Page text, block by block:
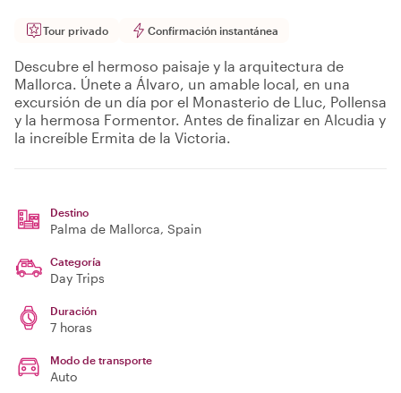
Tour privado Confirmación instantánea
Descubre el hermoso paisaje y la arquitectura de
Mallorca. Únete a Álvaro, un amable local, en una
excursión de un día por el Monasterio de Lluc, Pollensa
y la hermosa Formentor. Antes de finalizar en Alcudia y
la increíble Ermita de la Victoria.
Destino
Palma de Mallorca, Spain
Categoría
Day Trips
Duración
7 horas
Modo de transporte
Auto